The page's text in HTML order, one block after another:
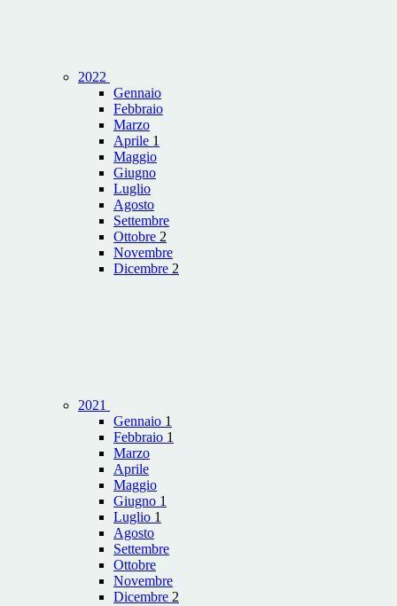
2022
Gennaio
Febbraio
Marzo
Aprile 1
Maggio
Giugno
Luglio
Agosto
Settembre
Ottobre 2
Novembre
Dicembre 2
2021
Gennaio 1
Febbraio 1
Marzo
Aprile
Maggio
Giugno 1
Luglio 1
Agosto
Settembre
Ottobre
Novembre
Dicembre 2